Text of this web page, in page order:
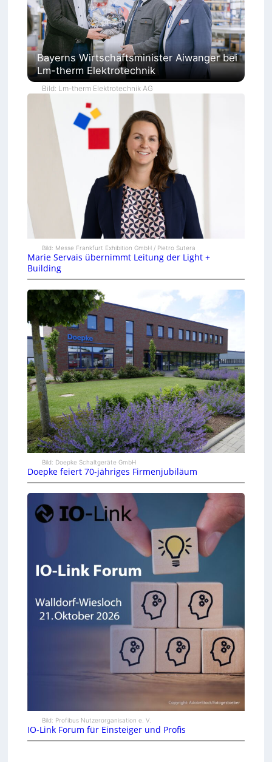
Bayerns Wirtschaftsminister Aiwanger bei
Lm-therm Elektrotechnik
Bild: Lm-therm Elektrotechnik AG
Bild: Messe Frankfurt Exhibition GmbH / Pietro Sutera
Marie Servais übernimmt Leitung der Light +
Building
Bild: Doepke Schaltgeräte GmbH
Doepke feiert 70-jähriges Firmenjubiläum
Bild: Profibus Nutzerorganisation e. V.
IO-Link Forum für Einsteiger und Profis